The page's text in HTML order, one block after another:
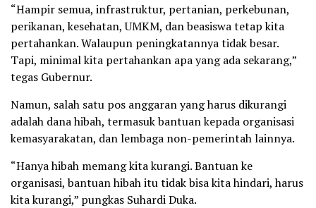
“Hampir semua, infrastruktur, pertanian, perkebunan,
perikanan, kesehatan, UMKM, dan beasiswa tetap kita
pertahankan. Walaupun peningkatannya tidak besar.
Tapi, minimal kita pertahankan apa yang ada sekarang,”
tegas Gubernur.
Namun, salah satu pos anggaran yang harus dikurangi
adalah dana hibah, termasuk bantuan kepada organisasi
kemasyarakatan, dan lembaga non-pemerintah lainnya.
“Hanya hibah memang kita kurangi. Bantuan ke
organisasi, bantuan hibah itu tidak bisa kita hindari, harus
kita kurangi,” pungkas Suhardi Duka.